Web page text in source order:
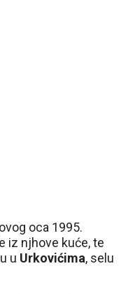
oca 1995.
iz njhove kuće, te
u Urkovićima, selu